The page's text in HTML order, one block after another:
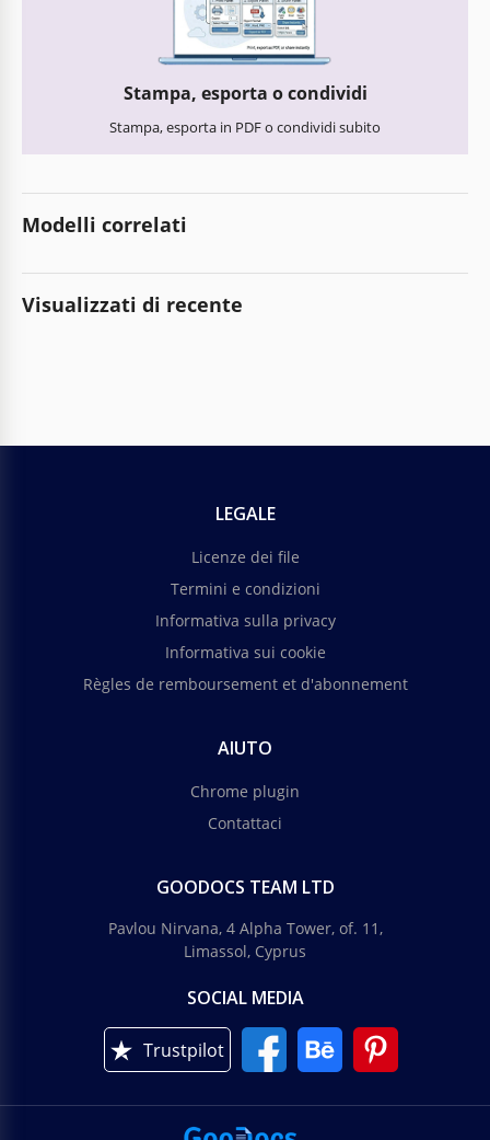
Stampa, esporta o condividi
Stampa, esporta in PDF o condividi subito
Modelli correlati
Visualizzati di recente
LEGALE
Licenze dei file
Termini e condizioni
Informativa sulla privacy
Informativa sui cookie
Règles de remboursement et d'abonnement
AIUTO
Chrome plugin
Contattaci
GOODOCS TEAM LTD
Pavlou Nirvana, 4 Alpha Tower, of. 11,
Limassol, Cyprus
SOCIAL MEDIA
Trustpilot